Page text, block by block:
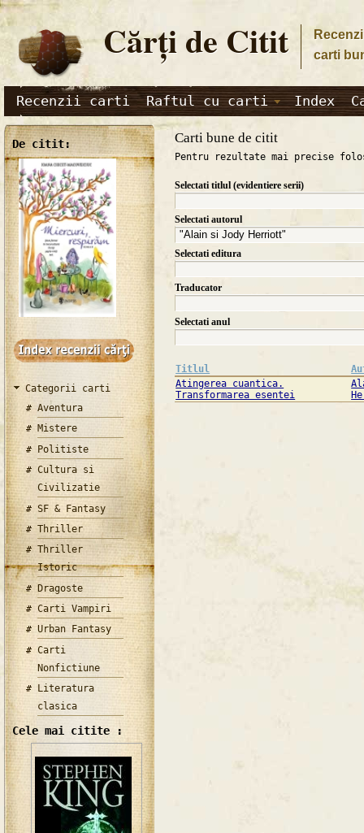
Cărţi de Citit
carti
Recenzii carti Raftul cu carti Index
De citit:
Categorii carti
Aventura
Mistere
Politiste
Cultura si
Civilizatie
SF & Fantasy
Thriller
Thriller
Istoric
Dragoste
Carti Vampiri
Urban Fantasy
Carti
Nonfictiune
Literatura
clasica
Cele mai citite :
Carti bune de citit
Pentru rezultate mai precise
Selectati titlul (evidentiere serii)
Selectati autorul
Selectati editura
Traducator
Selectati anul
Titlul
Atingerea cuantica.
Transformarea esentei